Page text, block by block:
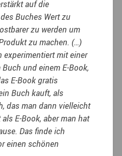
auf die
Buches Wert zu
zu werden um
zu machen. (…)
experimentiert mit einer
und einem E-Book,
E-Book gratis
Buch kauft, als
das man dann vielleicht
E-Book, aber man hat
Das finde ich
einen schönen